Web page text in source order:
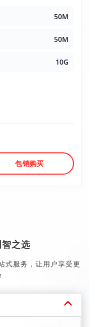
50M
50M
10G
包销购买
之选
式服务，让用户享受更